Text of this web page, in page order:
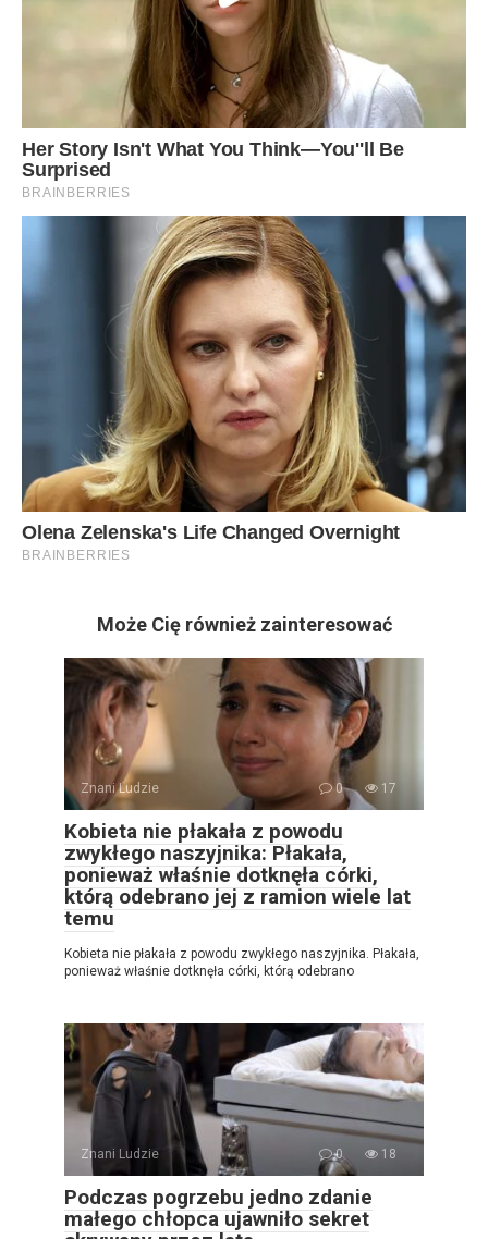
Może Cię również zainteresować
Znani Ludzie 0 17
Kobieta nie płakała z powodu
zwykłego naszyjnika: Płakała,
ponieważ właśnie dotknęła córki,
którą odebrano jej z ramion wiele lat
temu
Kobieta nie płakała z powodu zwykłego naszyjnika. Płakała,
ponieważ właśnie dotknęła córki, którą odebrano
Znani Ludzie 0 18
Podczas pogrzebu jedno zdanie
małego chłopca ujawniło sekret